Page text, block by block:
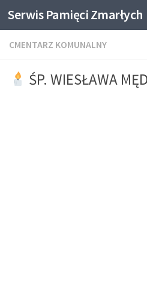
Skip to content
Serwis Pamięci Zmarłych
CMENTARZ KOMUNALNY
ŚP. WIESŁAWA